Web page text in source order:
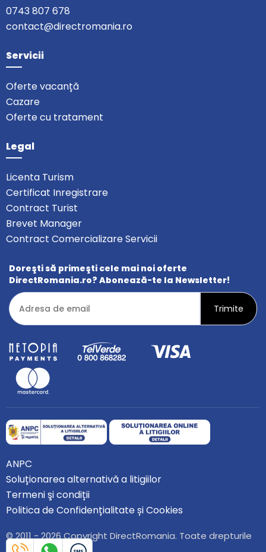
0743 807 678
contact@directromania.ro
Servicii
Oferte vacanță
Cazare
Oferte cu tratament
Legal
Licenta Turism
Certificat Inregistrare
Contract Turist
Brevet Manager
Contract Comercializare Servicii
Doreşti să primeşti cele mai noi oferte
DirectRomania.ro? Abonează-te la Newsletter!
ANPC
Soluționarea alternativă a litigiilor
Termeni şi condiții
Politica de Confidențialitate și Cookies
© 2011 - 2026 Copyright DirectRomania. Toate drepturile
rezervate.